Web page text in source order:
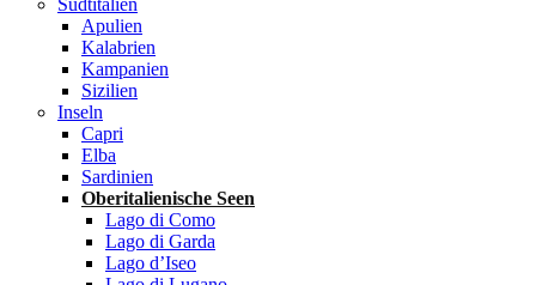
Südtitalien
Apulien
Kalabrien
Kampanien
Sizilien
Inseln
Capri
Elba
Sardinien
Oberitalienische Seen
Lago di Como
Lago di Garda
Lago d’Iseo